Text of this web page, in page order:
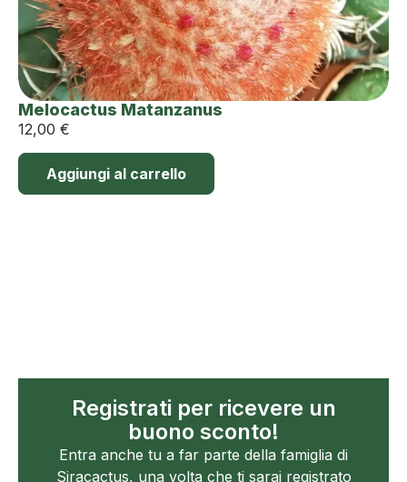
Melocactus Matanzanus
12,00 €
Aggiungi al carrello
Registrati per ricevere un
buono sconto!
Entra anche tu a far parte della famiglia di
Siracactus, una volta che ti sarai registrato